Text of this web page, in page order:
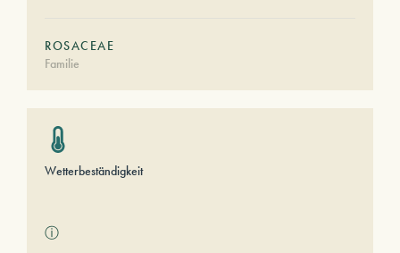
ROSACEAE
Familie
Wetterbeständigkeit
ⓘ